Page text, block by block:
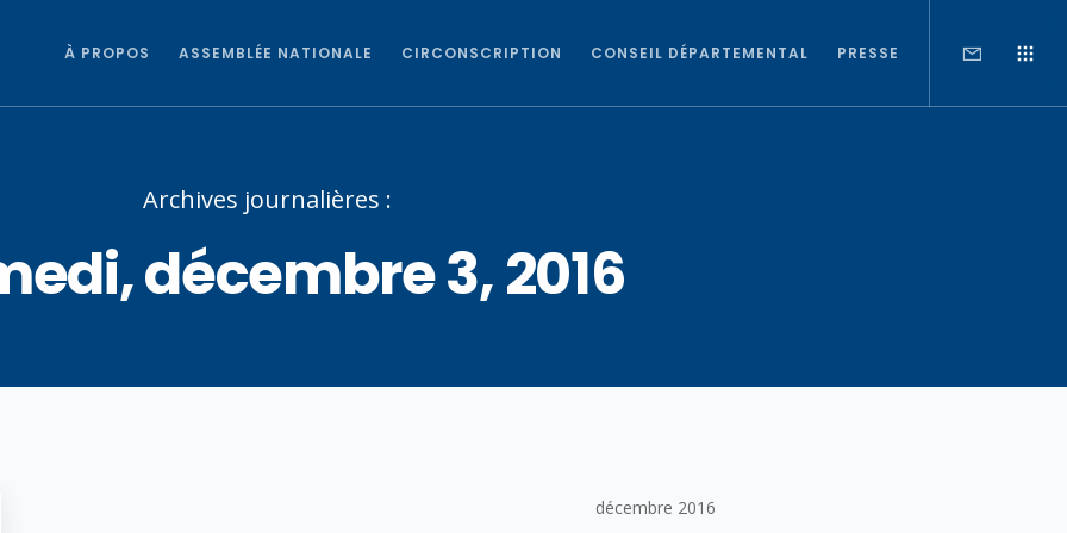
À PROPOS ASSEMBLÉE NATIONALE CIRCONSCRIPTION CONSEIL DÉPARTEMENTAL PRESSE
Archives journalières :
décembre 3, 2016
décembre 2016